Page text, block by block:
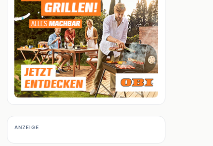
ANZEIGE